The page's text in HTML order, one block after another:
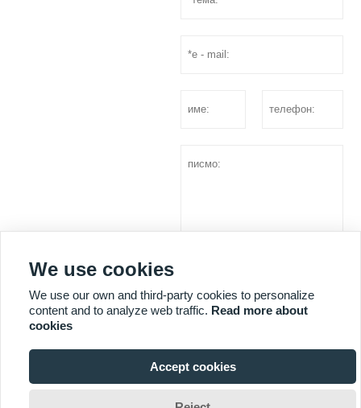

We use cookies
We use our own and third-party cookies to personalize
content and to analyze web traffic. Read more about
cookies
Accept cookies